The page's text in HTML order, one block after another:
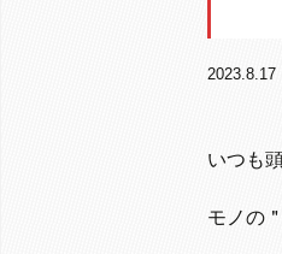
2023.8.17
いつも
モノの